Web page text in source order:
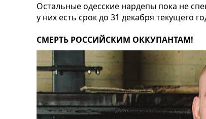
Остальные одесские нардепы пока не
у них есть срок до 31 декабря текущего
СМЕРТЬ РОССИЙСКИМ ОККУПАНТАМ!